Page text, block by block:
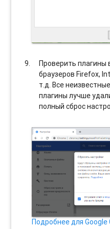
Проверить плагины
браузеров Firefox,
т.д. Все
плагины лучше
полный сброс
Подробнее для